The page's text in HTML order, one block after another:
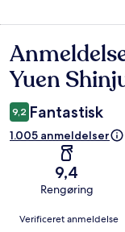
Yuen
9,2 Fantastisk
1.005 anmeldelser
9,4
Rengøring
Anmeldelser
Verificeret anmeldelse